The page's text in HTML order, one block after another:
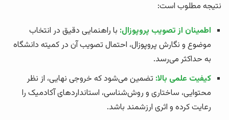
نتیجه مطلوب است:
اطمینان از تصویب پروپوزال: با راهنمایی دقیق در انتخاب
موضوع و نگارش پروپوزال، احتمال تصویب آن در کمیته دانشگاه
به حداکثر می‌رسد.
کیفیت علمی بالا: تضمین می‌شود که خروجی نهایی، از نظر
محتوایی، ساختاری و روش‌شناسی، استانداردهای آکادمیک را
رعایت کرده و اثری ارزشمند باشد.